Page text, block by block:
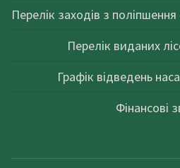
Перелік заходів з поліпшення
Перелік виданих
Графік відведень
Фінансові